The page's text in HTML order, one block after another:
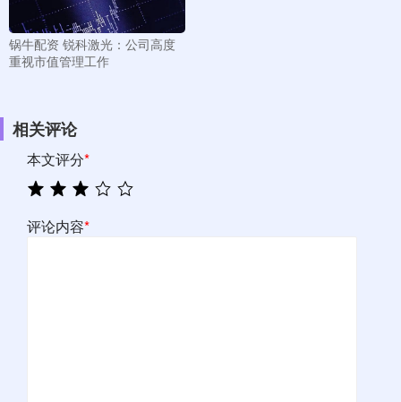
锅牛配资 锐科激光：公司高度
重视市值管理工作
相关评论
本文评分*
评论内容*